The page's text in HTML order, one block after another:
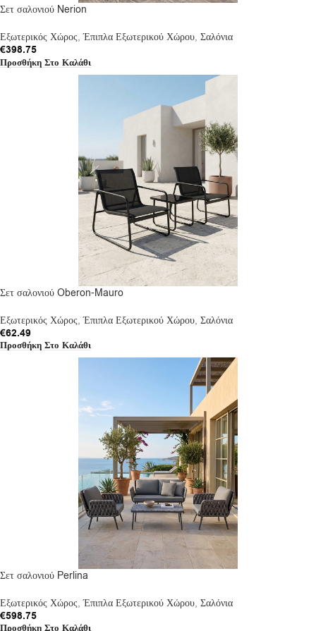
Σετ σαλονιού Nerion
Εξωτερικός Χώρος, Έπιπλα Εξωτερικού Χώρου, Σαλόνια
€398.75
Προσθήκη Στο Καλάθι
Σετ σαλονιού Oberon-Mauro
Εξωτερικός Χώρος, Έπιπλα Εξωτερικού Χώρου, Σαλόνια
€62.49
Προσθήκη Στο Καλάθι
Σετ σαλονιού Perlina
Εξωτερικός Χώρος, Έπιπλα Εξωτερικού Χώρου, Σαλόνια
€598.75
Προσθήκη Στο Καλάθι